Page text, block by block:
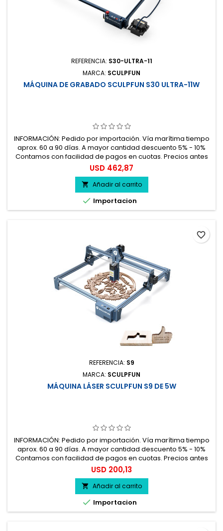
REFERENCIA: S30-ULTRA-11
MARCA: SCULPFUN
MÁQUINA DE GRABADO SCULPFUN S30 ULTRA-11W
INFORMACIÓN: Pedido por importación. Vía marítima tiempo
aprox. 60 a 90 días. A mayor cantidad descuento 5% - 10%
Contamos con facilidad de pagos en cuotas. Precios antes
del impuesto. 100% seguro.
Precio
USD 462,87
 Añadir al carrito
 Importacion
REFERENCIA: S9
MARCA: SCULPFUN
MÁQUINA LÁSER SCULPFUN S9 DE 5W
INFORMACIÓN: Pedido por importación. Vía marítima tiempo
aprox. 60 a 90 días. A mayor cantidad descuento 5% - 10%
Contamos con facilidad de pagos en cuotas. Precios antes
del impuesto. 100% seguro.
Precio
USD 200,13
 Añadir al carrito
 Importacion
favorite_border